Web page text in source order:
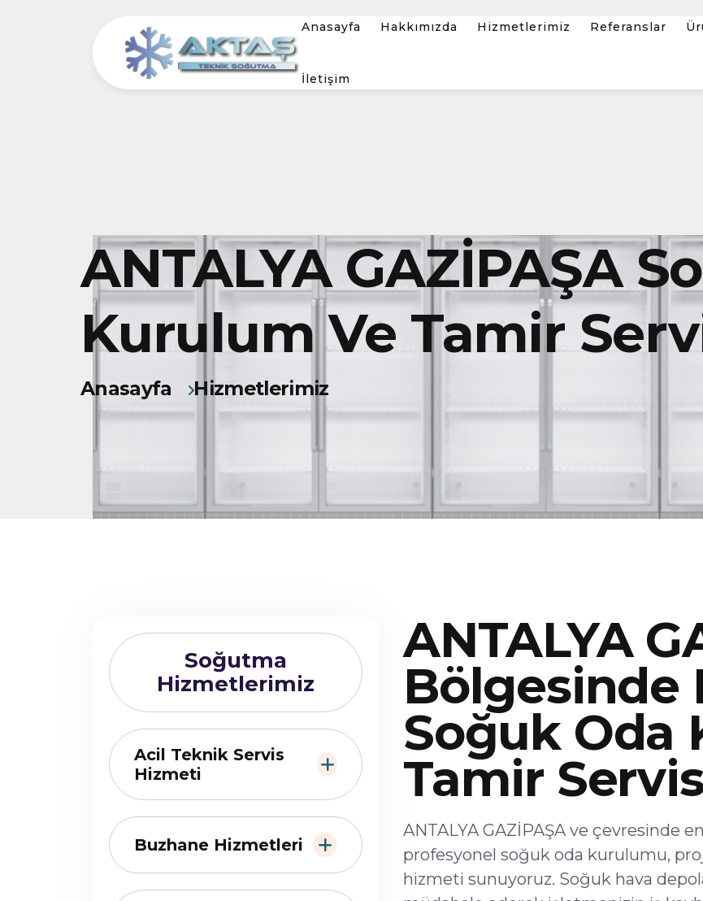
Anasayfa Hakkımızda Hizmetlerimiz Referanslar
İletişim
ANTALYA GAZİPAŞA
Kurulum Ve Tamir
Anasayfa Hizmetlerimiz
Soğutma
Hizmetlerimiz
Acil Teknik Servis
Hizmeti
Buzhane Hizmetleri
ANTALYA
Bölgesinde
Soğuk Oda
Tamir
ANTALYA GAZİPAŞA ve çevresinde
profesyonel soğuk oda kurulumu,
hizmeti sunuyoruz. Soğuk hava